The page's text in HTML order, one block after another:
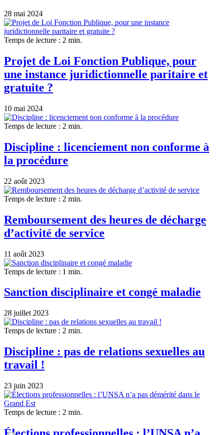
28 mai 2024
Temps de lecture : 2 min.
Projet de Loi Fonction Publique, pour
une instance juridictionnelle paritaire et
gratuite ?
10 mai 2024
Temps de lecture : 2 min.
Discipline : licenciement non conforme à
la procédure
22 août 2023
Temps de lecture : 2 min.
Remboursement des heures de décharge
d’activité de service
11 août 2023
Temps de lecture : 1 min.
Sanction disciplinaire et congé maladie
28 juillet 2023
Temps de lecture : 2 min.
Discipline : pas de relations sexuelles au
travail !
23 juin 2023
Temps de lecture : 2 min.